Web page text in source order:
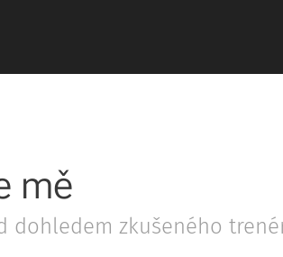
mě
dohledem zkušeného